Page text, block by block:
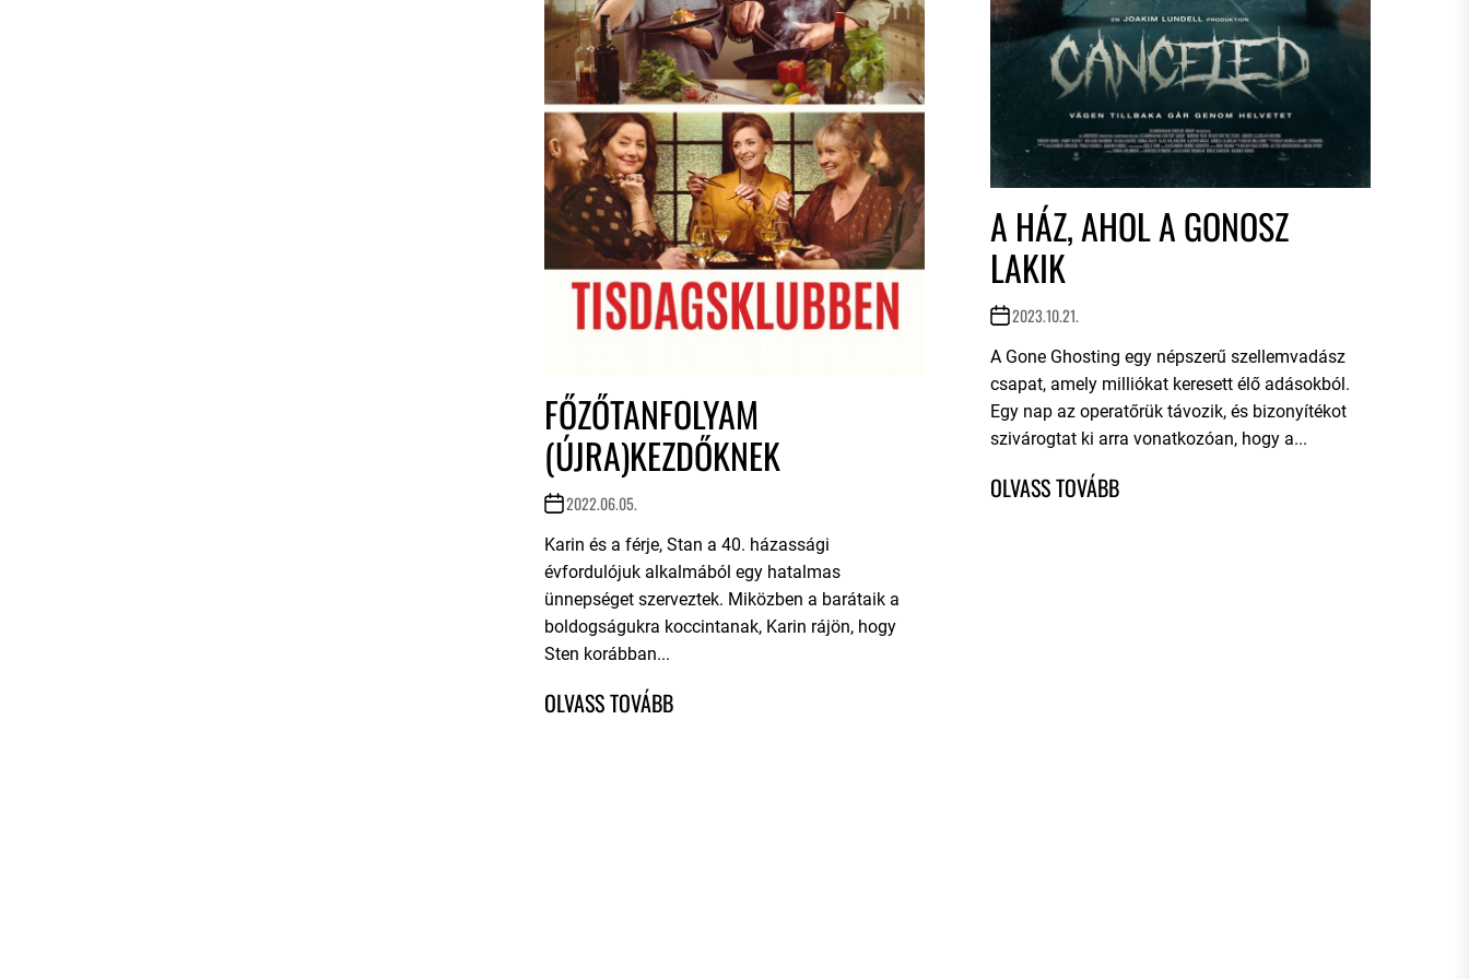
A HÁZ, AHOL A GONOSZ
LAKIK
2023.10.21.
A Gone Ghosting egy népszerű szellemvadász
csapat, amely milliókat keresett élő adásokból.
Egy nap az operatőrük távozik, és bizonyítékot
szivárogtat ki arra vonatkozóan, hogy a...
FŐZŐTANFOLYAM
(ÚJRA)KEZDŐKNEK
2022.06.05.
Karin és a férje, Stan a 40. házassági
évfordulójuk alkalmából egy hatalmas
ünnepséget szerveztek. Miközben a barátaik a
boldogságukra koccintanak, Karin rájön, hogy
Sten korábban...